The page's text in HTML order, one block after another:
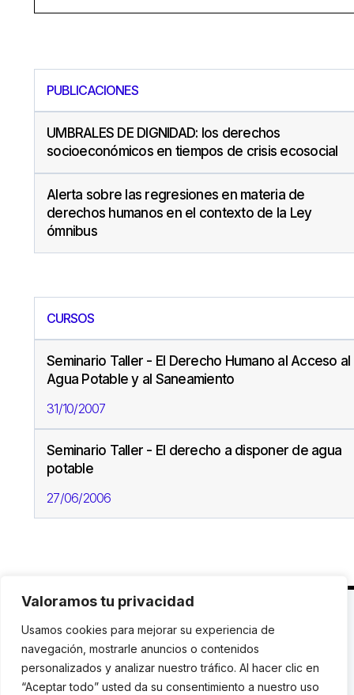
Valoramos tu privacidad
Usamos cookies para mejorar su experiencia de
navegación, mostrarle anuncios o contenidos
personalizados y analizar nuestro tráfico. Al hacer clic en
“Aceptar todo” usted da su consentimiento a nuestro uso
PUBLICACIONES
UMBRALES DE DIGNIDAD: los derechos
socioeconómicos en tiempos de crisis ecosocial
Alerta sobre las regresiones en materia de
derechos humanos en el contexto de la Ley
ómnibus
CURSOS
Seminario Taller - El Derecho Humano al Acceso al
Agua Potable y al Saneamiento
31/10/2007
Seminario Taller - El derecho a disponer de agua
potable
27/06/2006
C. Avinyó 44, 2n | 08002 Barcelona |T.: +34 93
119 03 72|institut@idhc.org
© Institut de Drets Humans de Catalunya.